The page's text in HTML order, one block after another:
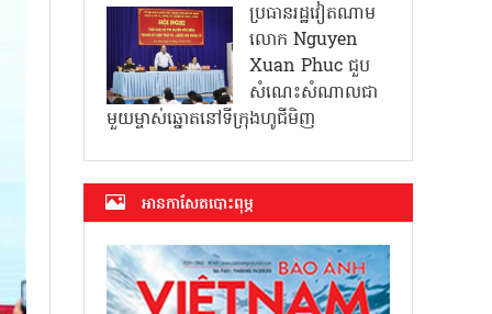
ប្រធានរដ្ឋវៀតណាម
លោក Nguyen
Xuan Phuc ជួប
សំណេះសំណាលជា
មួយម្ចាស់ឆ្នោតនៅទីក្រុងហូជីមិញ
អាន​កាសែត​បោះពុម្ភ